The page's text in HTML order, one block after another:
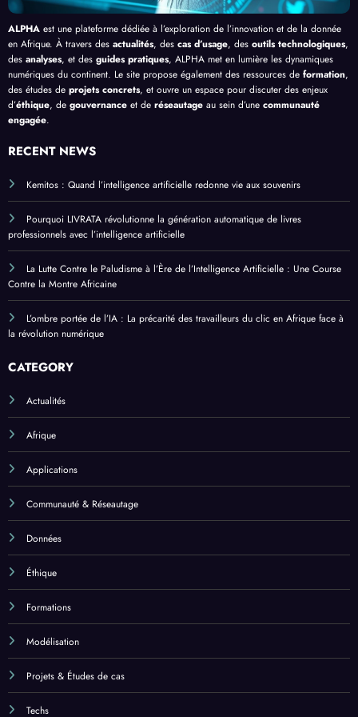
ALPHA est une plateforme dédiée à l’exploration de l’innovation et de la donnée
en Afrique. À travers des actualités, des cas d’usage, des outils technologiques,
des analyses, et des guides pratiques, ALPHA met en lumière les dynamiques
numériques du continent. Le site propose également des ressources de formation,
des études de projets concrets, et ouvre un espace pour discuter des enjeux
d’éthique, de gouvernance et de réseautage au sein d’une communauté
engagée.
RECENT NEWS
Kemitos : Quand l’intelligence artificielle redonne vie aux souvenirs
Pourquoi LIVRATA révolutionne la génération automatique de livres
professionnels avec l’intelligence artificielle
La Lutte Contre le Paludisme à l’Ère de l’Intelligence Artificielle : Une Course
Contre la Montre Africaine
L’ombre portée de l’IA : La précarité des travailleurs du clic en Afrique face à
la révolution numérique
CATEGORY
Actualités
Afrique
Applications
Communauté & Réseautage
Données
Éthique
Formations
Modélisation
Projets & Études de cas
Techs